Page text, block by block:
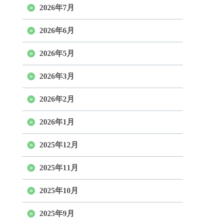
2026年7月
2026年6月
2026年5月
2026年3月
2026年2月
2026年1月
2025年12月
2025年11月
2025年10月
2025年9月